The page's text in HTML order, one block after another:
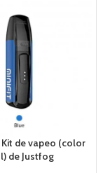
de vapeo (color
de Justfog